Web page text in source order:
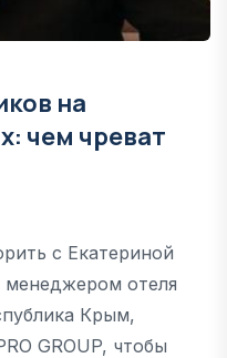
на
чем чреват
с Екатериной
отеля
Крым,
GROUP, чтобы